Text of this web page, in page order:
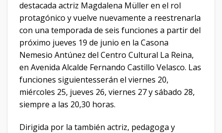
destacada actriz Magdalena Müller en el rol
protagónico y vuelve nuevamente a reestrenarla
con una temporada de seis funciones a partir del
próximo jueves 19 de junio en la Casona
Nemesio Antúnez del Centro Cultural La Reina,
en Avenida Alcalde Fernando Castillo Velasco. Las
funciones siguientesserán el viernes 20,
miércoles 25, jueves 26, viernes 27 y sábado 28,
siempre a las 20,30 horas.
Dirigida por la también actriz, pedagoga y